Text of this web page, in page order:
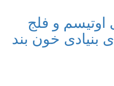
اوتیسم و فلج
بنیادی خون بند